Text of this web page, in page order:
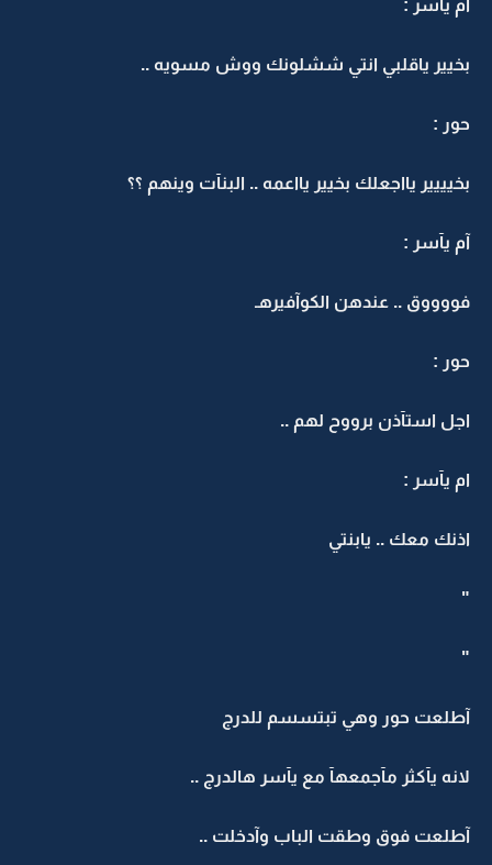
ام يآسر :
بخيير ياقلبي انتي ششلونك ووش مسويه ..
حور :
بخيييير يااجعلك بخيير يااعمه .. البنآت وينهم ؟؟
آم يآسر :
فووووق .. عندهن الكوآفيرهـ
حور :
اجل استآذن برووح لهم ..
ام يآسر :
اذنك معك .. يابنتي
"
"
آطلعت حور وهي تبتسسم للدرج
لانه يآكثر مآجمعهآ مع يآسر هالدرج ..
آطلعت فوق وطقت الباب وآدخلت ..